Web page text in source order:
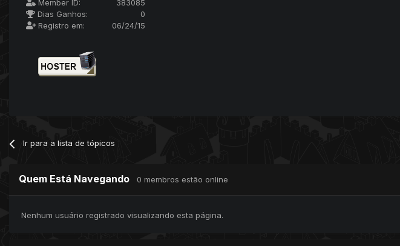
Member ID:
383085
Dias Ganhos:
0
Registro em:
06/24/15
Ir para a lista de tópicos
Quem Está Navegando 0 membros estão online
Nenhum usuário registrado visualizando esta página.